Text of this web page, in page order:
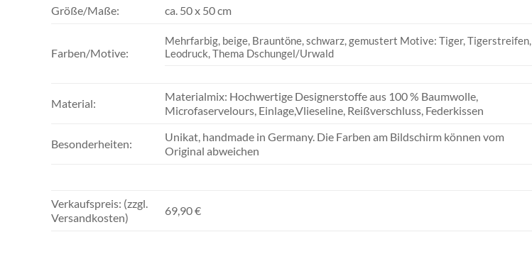
Größe/Maße:
ca. 50 x 50 cm
Farben/Motive:
Mehrfarbig, beige, Brauntöne, schwarz, gemustert Motive: Tiger, Tigerstreifen,
Leodruck, Thema Dschungel/Urwald
Material:
Materialmix: Hochwertige Designerstoffe aus 100 % Baumwolle,
Microfaservelours, Einlage,Vlieseline, Reißverschluss, Federkissen
Besonderheiten:
Unikat, handmade in Germany. Die Farben am Bildschirm können vom
Original abweichen
Verkaufspreis: (zzgl.
Versandkosten)
69,90 €